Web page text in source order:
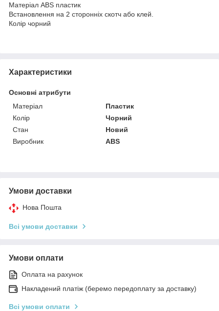
Матеріал ABS пластик
Встановлення на 2 сторонніх скотч або клей.
Колір чорний
Характеристики
Основні атрибути
Матеріал
Пластик
Колір
Чорний
Стан
Новий
Виробник
ABS
Умови доставки
Нова Пошта
Всі умови доставки
Умови оплати
Оплата на рахунок
Накладений платіж (беремо передоплату за доставку)
Всі умови оплати